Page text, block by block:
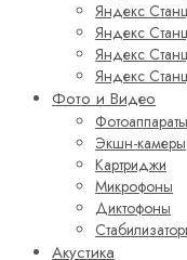
Яндекс
Яндекс
Яндекс
Яндекс
Фото и Видео
Фотоаппараты
Экшн-камеры
Картриджи
Микрофоны
Диктофоны
Акустика